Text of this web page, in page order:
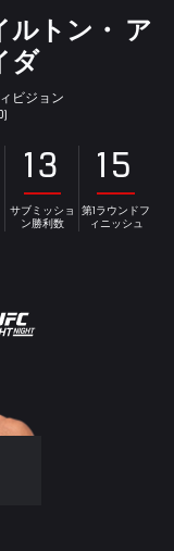
ルトン・ ア
ダ
ビジョン
13
サブミッショ
ン勝利数
15
第1ラウンドフ
ィニッシュ